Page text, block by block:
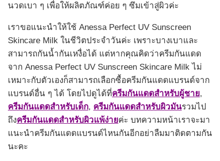
นวดเบา ๆ เพื่อให้ผลิตภัณฑ์ค่อย ๆ ซึมเข้าสู่ผิวค่ะ
เราขอแนะนำให้ใช้ Anessa Perfect UV Sunscreen
Skincare Milk ในชีวิตประจำวันค่ะ เพราะบางเบาและ
สามารถกันน้ำกันเหงื่อได้ แต่หากคุณคิดว่าครีมกันแดด
จาก Anessa Perfect UV Sunscreen Skincare Milk ไม่
เหมาะกับตัวเองก็สามารถเลือกซื้อครีมกันแดดแบรนด์จาก
แบรนด์อื่น ๆ ได้ โดยไปดูได้ที่ครีมกันแดดสำหรับผู้ชาย,
ครีมกันแดดสำหรับเด็ก, ครีมกันแดดสำหรับผิวมันรวมไป
ถึงครีมกันแดดสำหรับผิวแพ้ง่ายค่ะ บทความหน้าเราจะมา
แนะนำครีมกันแดดแบรนด์ไหนกันอีกอย่าลืมมาติดตามกัน
นะคะ